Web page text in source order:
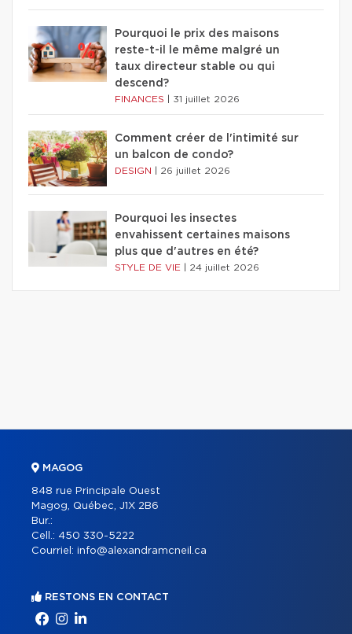
Pourquoi le prix des maisons
reste-t-il le même malgré un
taux directeur stable ou qui
descend?
FINANCES 31 juillet 2026
Comment créer de l'intimité sur
un balcon de condo?
DESIGN 26 juillet 2026
Pourquoi les insectes
envahissent certaines maisons
plus que d'autres en été?
STYLE DE VIE 24 juillet 2026
MAGOG
848 rue Principale Ouest
Magog, Québec, J1X 2B6
Bur.:
Cell.: 450 330-5222
Courriel: info@alexandramcneil.ca
RESTONS EN CONTACT